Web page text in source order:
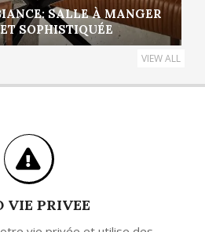
SALLE À MANGER
SOPHISTIQUÉE
VIEW ALL
VIE PRIVEE